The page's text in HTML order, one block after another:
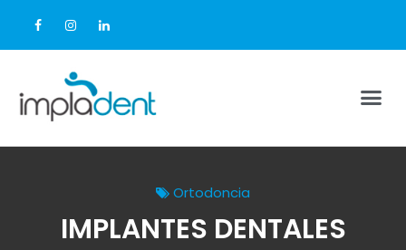
Ortodoncia
IMPLANTES DENTALES